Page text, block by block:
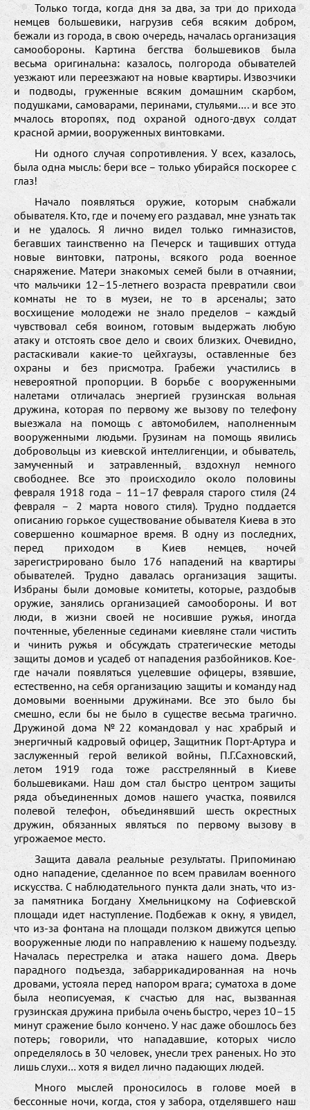
Только тогда, когда дня за два, за три до прихода
немцев большевики, нагрузив себя всяким добром,
бежали из города, в свою очередь, началась организация
самообороны. Картина бегства большевиков была
весьма оригинальна: казалось, полгорода обывателей
уезжают или переезжают на новые квартиры. Извозчики
и подводы, груженные всяким домашним скарбом,
подушками, самоварами, перинами, стульями…. и все это
мчалось второпях, под охраной одного-двух солдат
красной армии, вооруженных винтовками.
Ни одного случая сопротивления. У всех, казалось,
была одна мысль: бери все – только убирайся поскорее с
глаз!
Начало появляться оружие, которым снабжали
обывателя. Кто, где и почему его раздавал, мне узнать так
и не удалось. Я лично видел только гимназистов,
бегавших таинственно на Печерск и тащивших оттуда
новые винтовки, патроны, всякого рода военное
снаряжение. Матери знакомых семей были в отчаянии,
что мальчики 12–15-летнего возраста превратили свои
комнаты не то в музеи, не то в арсеналы; зато
восхищение молодежи не знало пределов – каждый
чувствовал себя воином, готовым выдержать любую
атаку и отстоять свое дело и своих близких. Очевидно,
растаскивали какие-то цейхгаузы, оставленные без
охраны и без присмотра. Грабежи участились в
невероятной пропорции. В борьбе с вооруженными
налетами отличалась энергией грузинская вольная
дружина, которая по первому же вызову по телефону
выезжала на помощь с автомобилем, наполненным
вооруженными людьми. Грузинам на помощь явились
добровольцы из киевской интеллигенции, и обыватель,
замученный и затравленный, вздохнул немного
свободнее. Все это происходило около половины
февраля 1918 года – 11–17 февраля старого стиля (24
февраля – 2 марта нового стиля). Трудно поддается
описанию горькое существование обывателя Киева в это
совершенно кошмарное время. В одну из последних,
перед приходом в Киев немцев, ночей
зарегистрировано было 176 нападений на квартиры
обывателей. Трудно давалась организация защиты.
Избраны были домовые комитеты, которые, раздобыв
оружие, занялись организацией самообороны. И вот
люди, в жизни своей не носившие ружья, иногда
почтенные, убеленные сединами киевляне стали чистить
и чинить ружья и обсуждать стратегические методы
защиты домов и усадеб от нападения разбойников. Кое-
где начали появляться уцелевшие офицеры, взявшие,
естественно, на себя организацию защиты и команду над
домовыми военными дружинами. Все это было бы
смешно, если бы не было в существе весьма трагично.
Дружиной дома №22 командовал у нас храбрый и
энергичный кадровый офицер, Защитник Порт-Артура и
заслуженный герой великой войны, П.Г.Сахновский,
летом 1919 года тоже расстрелянный в Киеве
большевиками. Наш дом стал быстро центром защиты
ряда объединенных домов нашего участка, появился
полевой телефон, объединявший шесть окрестных
дружин, обязанных являться по первому вызову в
угрожаемое место.
Защита давала реальные результаты. Припоминаю
одно нападение, сделанное по всем правилам военного
искусства. С наблюдательного пункта дали знать, что из-
за памятника Богдану Хмельницкому на Софиевской
площади идет наступление. Подбежав к окну, я увидел,
что из-за фонтана на площади ползком движутся цепью
вооруженные люди по направлению к нашему подъезду.
Началась перестрелка и атака нашего дома. Дверь
парадного подъезда, забаррикадированная на ночь
дровами, устояла перед напором врага; суматоха в доме
была неописуемая, к счастью для нас, вызванная
грузинская дружина прибыла очень быстро, через 10–15
минут сражение было кончено. У нас даже обошлось без
потерь; говорили, что нападавшие, которых число
определялось в 30 человек, унесли трех раненых. Но это
лишь слухи… хотя я видел лично падающих людей.
Много мыслей проносилось в голове моей в
бессонные ночи, когда, стоя у забора, отделявшего наш